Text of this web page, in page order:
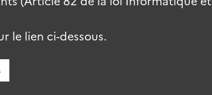
le lien ci-dessous.